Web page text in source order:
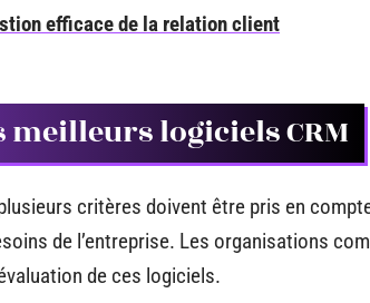
efficace de la relation client
meilleurs logiciels CRM
critères doivent être pris en
de l’entreprise. Les organisations
de ces logiciels.